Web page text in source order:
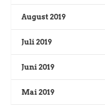
August 2019
Juli 2019
Juni 2019
Mai 2019